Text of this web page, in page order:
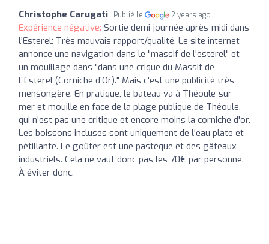
Christophe Carugati Publié le 2 years ago
Expérience négative: Sortie demi-journée après-midi dans
l'Esterel: Très mauvais rapport/qualité. Le site internet
annonce une navigation dans le "massif de l'esterel" et
un mouillage dans "dans une crique du Massif de
L’Esterel (Corniche d’Or)." Mais c'est une publicité très
mensongère. En pratique, le bateau va à Théoule-sur-
mer et mouille en face de la plage publique de Théoule,
qui n'est pas une critique et encore moins la corniche d'or.
Les boissons incluses sont uniquement de l'eau plate et
pétillante. Le goûter est une pastèque et des gâteaux
industriels. Cela ne vaut donc pas les 70€ par personne.
À éviter donc.